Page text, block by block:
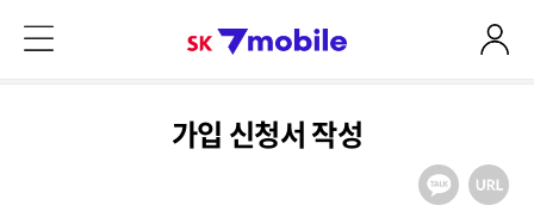
SK 7mobile
가입 신청서 작성